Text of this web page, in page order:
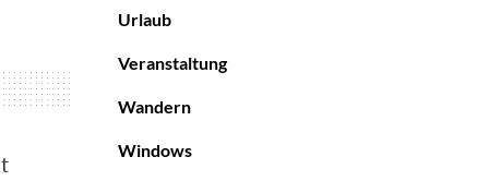
Urlaub
Veranstaltung
Wandern
Windows